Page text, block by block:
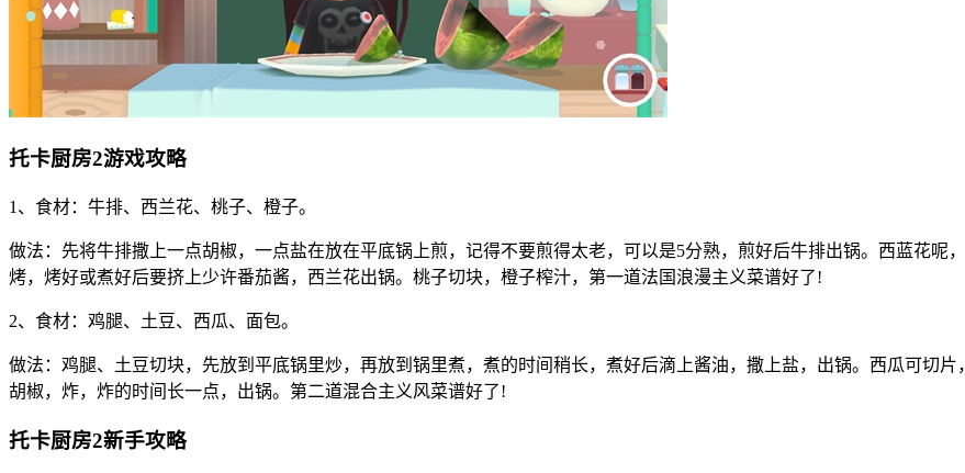
托卡厨房2游戏攻略
1、食材：牛排、西兰花、桃子、橙子。
做法：先将牛排撒上一点胡椒，一点盐在放在平底锅上煎，记得不要煎得太老，可以是5分熟，煎好后牛排出锅。西蓝花呢
烤，烤好或煮好后要挤上少许番茄酱，西兰花出锅。桃子切块，橙子榨汁，第一道法国浪漫主义菜谱好了!
2、食材：鸡腿、土豆、西瓜、面包。
做法：鸡腿、土豆切块，先放到平底锅里炒，再放到锅里煮，煮的时间稍长，煮好后滴上酱油，撒上盐，出锅。西瓜可切
胡椒，炸，炸的时间长一点，出锅。第二道混合主义风菜谱好了!
托卡厨房2新手攻略